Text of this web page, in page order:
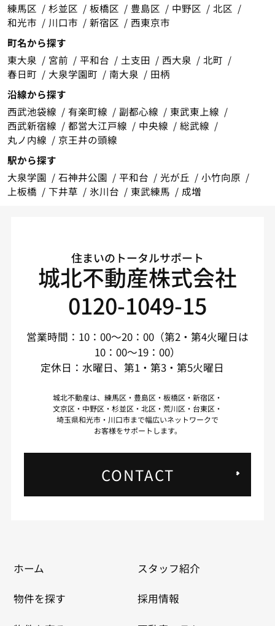
練馬区
杉並区 板橋区 豊島区 中野区
北区
和光市
川口市 新宿区
西東京市
町名から探す
東大泉
宮前 平和台 土支田 西大泉
北町
春日町
大泉学園町 南大泉
田柄
沿線から探す
西武池袋線
有楽町線 副都心線
東武東上線
西武新宿線
都営大江戸線 中央線
総武線
丸ノ内線
京王井の頭線
駅から探す
大泉学園
石神井公園 平和台 光が丘
小竹向原
上板橋
下井草 氷川台 東武練馬 成増
住まいのトータルサポート
城北不動産株式会社
0120-1049-15
営業時間：10：00～20：00（第2・第4火曜日は
10：00～19：00）
定休日：水曜日、第1・第3・第5火曜日
城北不動産は、練馬区・豊島区・板橋区・新宿区・
文京区・中野区・杉並区・北区・荒川区・台東区・
埼玉県和光市・川口市まで幅広いネットワークで
お客様をサポートします。
CONTACT
ホーム
物件を探す
スタッフ紹介
採用情報